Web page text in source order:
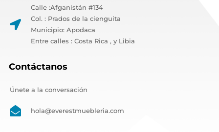
Calle :Afganistán #134
Col. : Prados de la cienguita
Municipio: Apodaca
Entre calles : Costa Rica , y Libia
Contáctanos
Únete a la conversación
hola@everestmuebleria.com